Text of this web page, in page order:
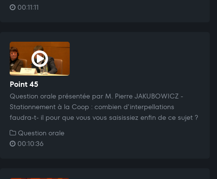
00:11:11
Point 45
Question orale présentée par M. Pierre JAKUBOWICZ -
Stationnement à la Coop : combien d'interpellations
faudra-t- il pour que vous vous saisissiez enfin de ce sujet ?
Question orale
00:10:36